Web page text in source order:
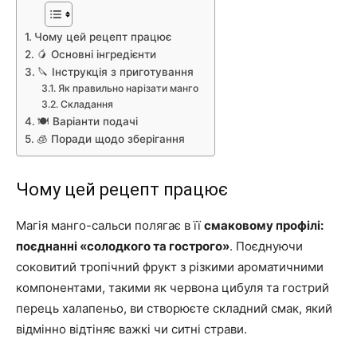
Чому цей рецепт працює
🥭 Основні інгредієнти
🔪 Інструкція з приготування
Як правильно нарізати манго
Складання
🍽️ Варіанти подачі
🧊 Поради щодо зберігання
Чому цей рецепт працює
Магія манго-сальси полягає в її смаковому профілі:
поєднанні «солодкого та гострого». Поєднуючи
соковитий тропічний фрукт з різкими ароматичними
компонентами, такими як червона цибуля та гострий
перець халапеньо, ви створюєте складний смак, який
відмінно відтіняє важкі чи ситні страви.